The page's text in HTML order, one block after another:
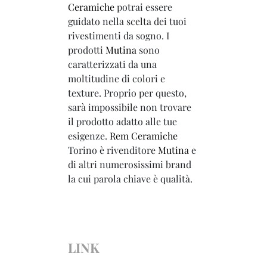
Ceramichepotrai essere
guidato nella scelta dei tuoi
rivestimenti da sogno. I
prodotti Mutina sono
caratterizzati da una
moltitudine di colori e
texture. Proprio per questo,
sarà impossibile non trovare
il prodotto adatto alle tue
esigenze. Rem Ceramiche
Torino è rivenditoreMutina e
di altri numerosissimi brand
la cui parola chiave è qualità.
LINK